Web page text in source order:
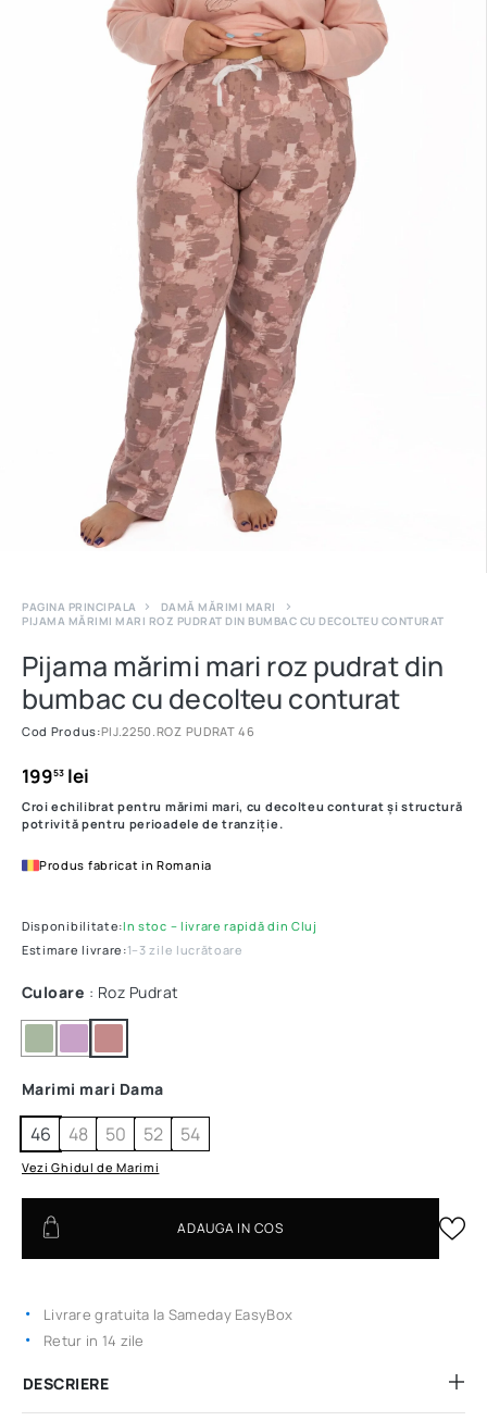
PAGINA PRINCIPALA
DAMĂ MĂRIMI MARI
PIJAMA MĂRIMI MARI ROZ PUDRAT DIN BUMBAC CU DECOLTEU CONTURAT
Pijama mărimi mari roz pudrat din
bumbac cu decolteu conturat
Cod Produs:PIJ.2250.ROZ PUDRAT 46
19953lei
Croi echilibrat pentru mărimi mari, cu decolteu conturat și structură
potrivită pentru perioadele de tranziție.
Produs fabricat in Romania
Disponibilitate:In stoc – livrare rapidă din Cluj
Estimare livrare:1–3 zile lucrătoare
Culoare : Roz Pudrat
Marimi mari Dama
46 48 50 52 54
Vezi Ghidul de Marimi
ADAUGA IN COS
Livrare gratuita la Sameday EasyBox
Retur in 14 zile
DESCRIERE